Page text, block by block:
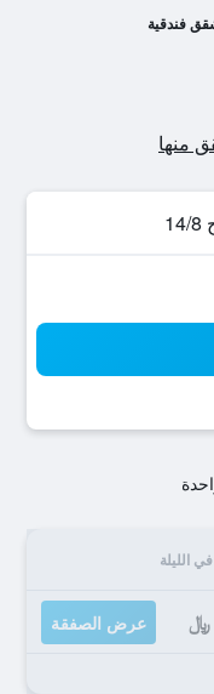
فندقية
8
الليلة
عرض الصفقة